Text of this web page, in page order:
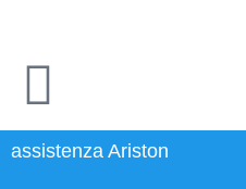
assistenza Ariston